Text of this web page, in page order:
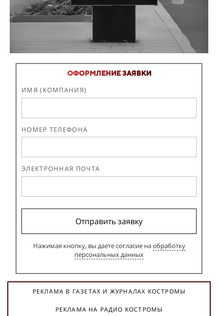
ОФОРМЛЕНИЕ ЗАЯВКИ
ИМЯ (КОМПАНИЯ)
НОМЕР ТЕЛЕФОНА
ЭЛЕКТРОННАЯ ПОЧТА
Отправить заявку
Нажимая кнопку, вы даете согласие наобработку
персональных данных
РЕКЛАМА В ГАЗЕТАХ И ЖУРНАЛАХ КОСТРОМЫ
РЕКЛАМА НА РАДИО КОСТРОМЫ